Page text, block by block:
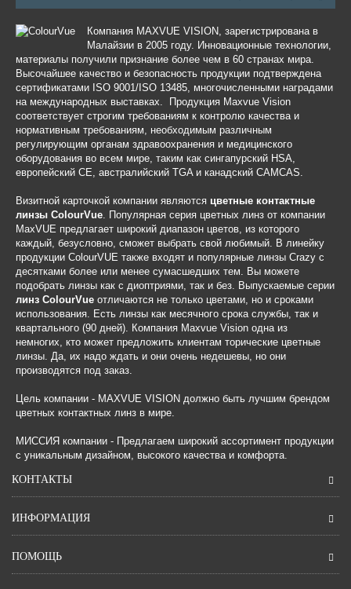
Компания MAXVUE VISION, зарегистрирована в
Малайзии в 2005 году. Инновационные технологии,
материалы получили признание более чем в 60 странах мира.
Высочайшее качество и безопасность продукции подтверждена
сертификатами ISO 9001/ISO 13485, многочисленными наградами
на международных выставках. Продукция Maxvue Vision
соответствует строгим требованиям к контролю качества и
нормативным требованиям, необходимым различным
регулирующим органам здравоохранения и медицинского
оборудования во всем мире, таким как сингапурский HSA,
европейский CE, австралийский TGA и канадский CAMCAS.
Визитной карточкой компании являются цветные контактные
линзы ColourVue. Популярная серия цветных линз от компании
MaxVUE предлагает широкий диапазон цветов, из которого
каждый, безусловно, сможет выбрать свой любимый. В линейку
продукции ColourVUE также входят и популярные линзы Crazy с
десятками более или менее сумасшедших тем. Вы можете
подобрать линзы как с диоптриями, так и без. Выпускаемые серии
линз ColourVue отличаются не только цветами, но и сроками
использования. Есть линзы как месячного срока службы, так и
квартального (90 дней). Компания Maxvue Vision одна из
немногих, кто может предложить клиентам торические цветные
линзы. Да, их надо ждать и они очень недешевы, но они
производятся под заказ.
Цель компании - MAXVUE VISION должно быть лучшим брендом
цветных контактных линз в мире.
МИССИЯ компании - Предлагаем широкий ассортимент продукции
с уникальным дизайном, высокого качества и комфорта.
КОНТАКТЫ
ИНФОРМАЦИЯ
ПОМОЩЬ